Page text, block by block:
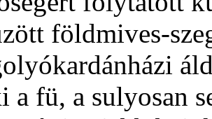
földmives-
a fü, a sulyosan